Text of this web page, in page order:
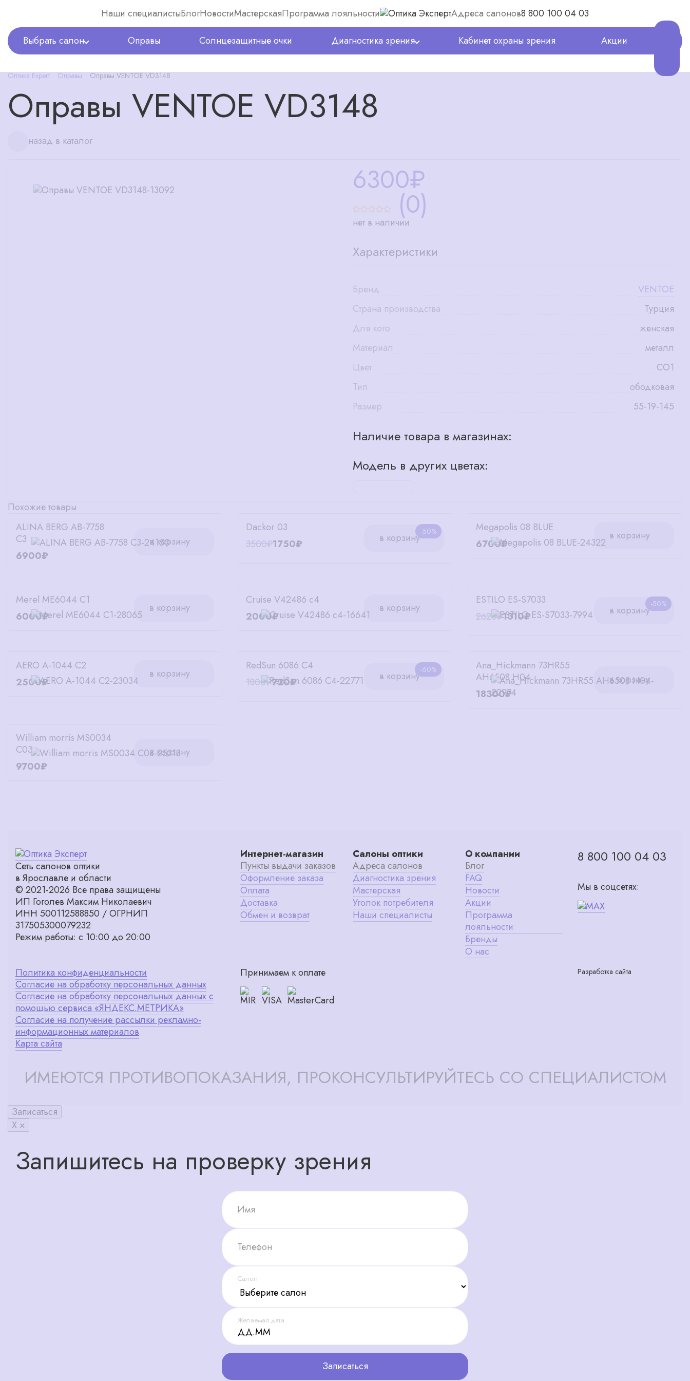
Наши специалистыБлогНовостиМастерскаяПрограмма лояльности Адреса салонов8 800 100 04 03
Выбрать салон Оправы Солнцезащитные очки Диагностика зрения Кабинет охраны зрения Акции
Оптика Expert Оправы Оправы VENTOE VD3148
Оправы VENTOE VD3148
назад в каталог
6300₽
(0)
нет в наличии
Характеристики
Бренд
VENTOE
Страна производства
Турция
Для кого
женская
Материал
металл
Цвет
СО1
Тип
ободковая
Размер
55-19-145
Наличие товара в магазинах:
Модель в других цветах:
Похожие товары
ALINA BERG AB-7758
C3
6900₽
в корзину
-50%
Dackor 03
3500₽1750₽ в корзину
Megapolis 08 BLUE
6700₽
в корзину
Merel ME6044 C1
6000₽
в корзину
Cruise V42486 c4
2000₽
в корзину -50%
ESTILO ES-S7033
2620₽1310₽ в корзину
AERO А-1044 С2
2500₽
в корзину -60%
RedSun 6086 С4
1800₽720₽ в корзину
Ana_Hickmann 73HR55
AH6508 H04
18300₽
в корзину
William morris MS0034
C03
9700₽
в корзину
Сеть салонов оптики
в Ярославле и области
© 2021-2026 Все права защищены
ИП Гоголев Максим Николаевич
ИНН 500112588850 / ОГРНИП
317505300079232
Режим работы: с 10:00 до 20:00
Интернет-магазин
Пункты выдачи заказов
Оформление заказа
Оплата
Доставка
Обмен и возврат
Салоны оптики
Адреса салонов
Диагностика зрения
Мастерская
Уголок потребителя
Наши специалисты
О компании
Блог
FAQ
Новости
Акции
Программа
лояльности
Бренды
О нас
8 800 100 04 03
Мы в соцсетях:
Политика конфиденциальности
Согласие на обработку персональных данных
Согласие на обработку персональных данных с
помощью сервиса «ЯНДЕКС.МЕТРИКА»
Согласие на получение рассылки рекламно-
информационных материалов
Карта сайта
Принимаем к оплате Разработка сайта
ИМЕЮТСЯ ПРОТИВОПОКАЗАНИЯ, ПРОКОНСУЛЬТИРУЙТЕСЬ СО СПЕЦИАЛИСТОМ
Записаться
X ×
Запишитесь на проверку зрения
Имя
Телефон
Салон
Желаемая дата
Записаться